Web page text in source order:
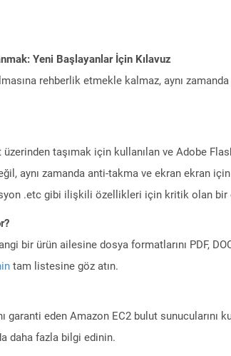
Yeni Başlayanlar İçin Kılavuz
rehberlik etmekle kalmaz, aynı
taşımak için kullanılan ve Adobe
aynı zamanda anti-takma ve ekran ekran
.etc gibi ilişkili özellikleri için kritik olan bir
bir ürün ailesine dosya formatlarını PDF,
tam listesine göz atın.
garanti eden Amazon EC2 bulut sunucularını
daha fazla bilgi edinin.